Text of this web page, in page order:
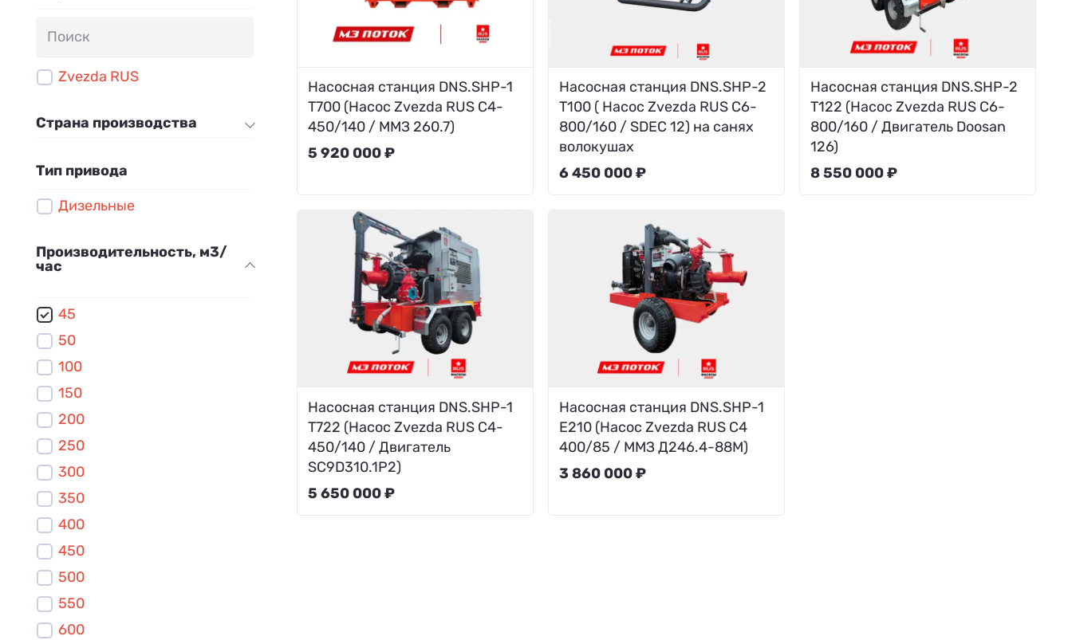
Zvezda RUS
Страна производства
Тип привода
Дизельные
Производительность, м3/
час
45
50
100
150
200
250
300
350
400
450
500
550
600
Насосная станция DNS.SHP-1
Т700 (Насос Zvezda RUS C4-
450/140 / ММЗ 260.7)
5 920 000 ₽
Насосная станция DNS.SHP-2
T100 ( Насос Zvezda RUS C6-
800/160 / SDEC 12) на санях
волокушах
6 450 000 ₽
Насосная станция DNS.SHP-2
T122 (Насос Zvezda RUS C6-
800/160 / Двигатель Doosan
126)
8 550 000 ₽
Насосная станция DNS.SHP-1
T722 (Насос Zvezda RUS C4-
450/140 / Двигатель
SC9D310.1P2)
5 650 000 ₽
Насосная станция DNS.SHP-1
E210 (Насос Zvezda RUS C4
400/85 / ММЗ Д246.4-88М)
3 860 000 ₽